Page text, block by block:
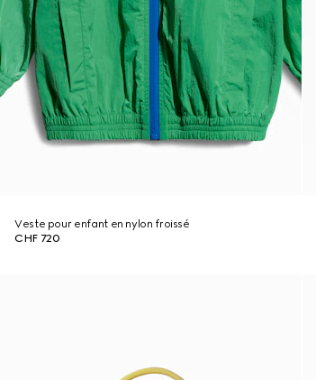
Veste pour enfant en nylon froissé
CHF 720